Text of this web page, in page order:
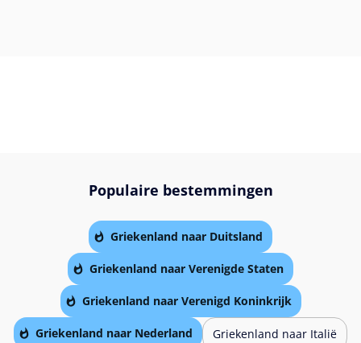
Populaire bestemmingen
Griekenland naar Duitsland
Griekenland naar Verenigde Staten
Griekenland naar Verenigd Koninkrijk
Griekenland naar Nederland Griekenland naar Italië